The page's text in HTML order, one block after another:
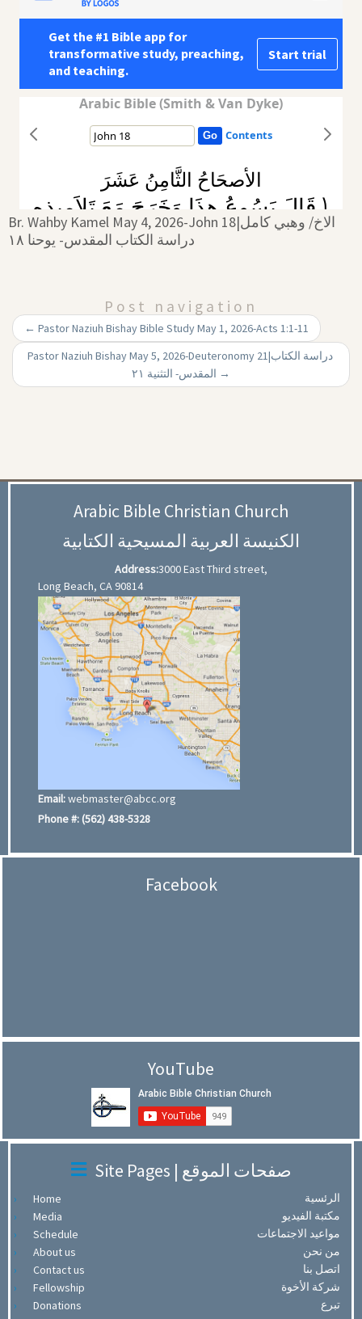
Br. Wahby Kamel May 4, 2026-John 18|‏ الاخ/ وهبي كامل
دراسة الكتاب المقدس- يوحنا ۱۸
Post navigation
← Pastor Naziuh Bishay Bible Study May 1, 2026-Acts 1:1-11
Pastor Naziuh Bishay May 5, 2026-Deuteronomy 21|‏ دراسة الكتاب
→
Arabic Bible Christian Church
الكنيسة العربية المسيحية الكتابية
Address:3000 East Third street,
Long Beach, CA 90814
Email:webmaster@abcc.org
Phone #:(562) 438-5328
Facebook
YouTube
Site Pages | صفحات الموقع
Home
الرئسية
Media
مكتبة الفيديو
Schedule
مواعيد الاجتماعات
About us
من نحن
Contact us
اتصل بنا
Fellowship
شركة الأخوة
Donations
تبرع